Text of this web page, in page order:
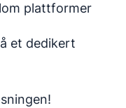
plattformer
et dedikert